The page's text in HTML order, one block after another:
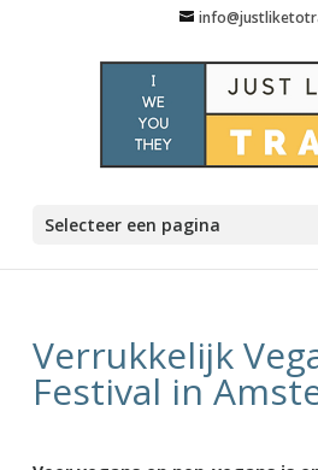
Selecteer een pagina
Verrukkelijk
Festival in